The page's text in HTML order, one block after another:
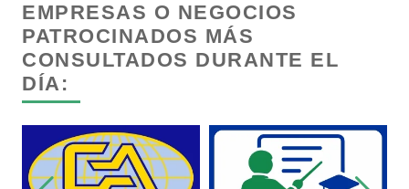
Control de Plagas
Copiadoras
EMPRESAS O NEGOCIOS
PATROCINADOS MÁS
CONSULTADOS DURANTE EL
DÍA: